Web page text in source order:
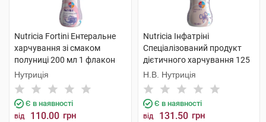
Nutricia Fortini Ентеральне
харчування зі смаком
полуниці 200 мл 1 флакон
Нутриція
Є в наявності
від 110.00 грн
Nutricia Інфатріні
Спеціалізований продукт
дієтичного харчування 125
мл 1 флакон
Н.В. Нутриція
Є в наявності
від 131.50 грн